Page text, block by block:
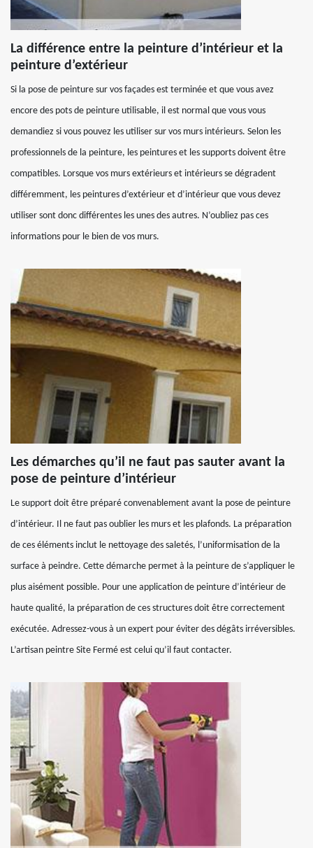
La différence entre la peinture d’intérieur et la
peinture d’extérieur
Si la pose de peinture sur vos façades est terminée et que vous avez
encore des pots de peinture utilisable, il est normal que vous vous
demandiez si vous pouvez les utiliser sur vos murs intérieurs. Selon les
professionnels de la peinture, les peintures et les supports doivent être
compatibles. Lorsque vos murs extérieurs et intérieurs se dégradent
différemment, les peintures d’extérieur et d’intérieur que vous devez
utiliser sont donc différentes les unes des autres. N’oubliez pas ces
informations pour le bien de vos murs.
Les démarches qu’il ne faut pas sauter avant la
pose de peinture d’intérieur
Le support doit être préparé convenablement avant la pose de peinture
d’intérieur. Il ne faut pas oublier les murs et les plafonds. La préparation
de ces éléments inclut le nettoyage des saletés, l’uniformisation de la
surface à peindre. Cette démarche permet à la peinture de s’appliquer le
plus aisément possible. Pour une application de peinture d’intérieur de
haute qualité, la préparation de ces structures doit être correctement
exécutée. Adressez-vous à un expert pour éviter des dégâts irréversibles.
L’artisan peintre Site Fermé est celui qu’il faut contacter.